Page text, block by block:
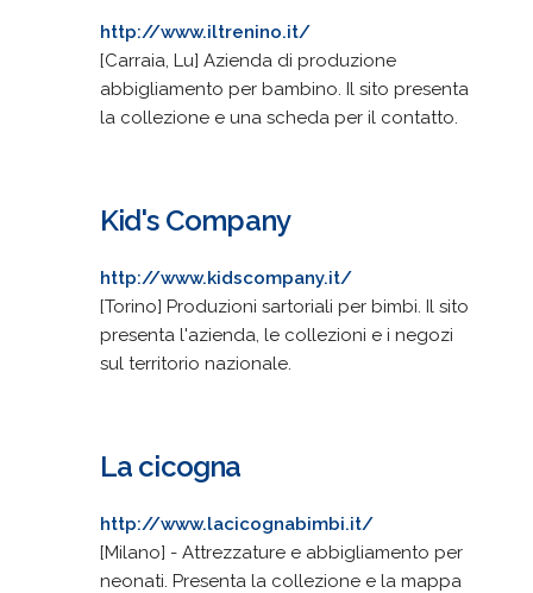
http://www.iltrenino.it/
[Carraia, Lu] Azienda di produzione
abbigliamento per bambino. Il sito presenta
la collezione e una scheda per il contatto.
Kid's Company
http://www.kidscompany.it/
[Torino] Produzioni sartoriali per bimbi. Il sito
presenta l'azienda, le collezioni e i negozi
sul territorio nazionale.
La cicogna
http://www.lacicognabimbi.it/
[Milano] - Attrezzature e abbigliamento per
neonati. Presenta la collezione e la mappa